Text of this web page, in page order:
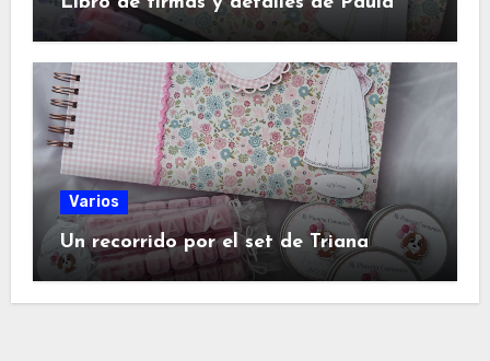
Varios
Un recorrido por el set de Triana